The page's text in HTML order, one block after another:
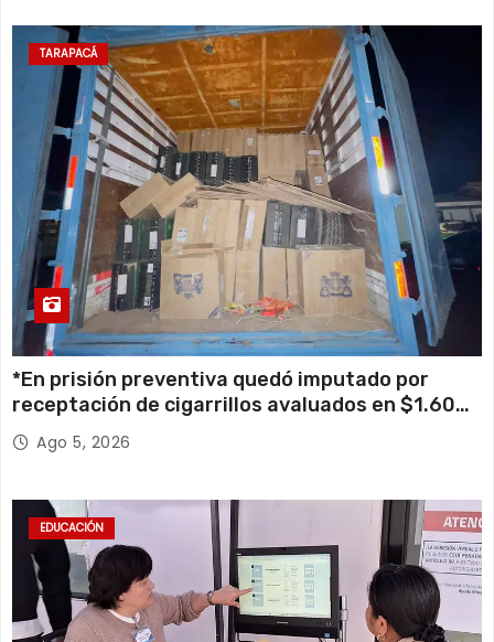
TARAPACÁ
*En prisión preventiva quedó imputado por
receptación de cigarrillos avaluados en $1.600
millones*
Ago 5, 2026
EDUCACIÓN